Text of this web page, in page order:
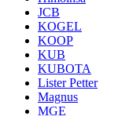
JCB
KOGEL
KOOP
KUB
KUBOTA
Lister Petter
Magnus
MGE